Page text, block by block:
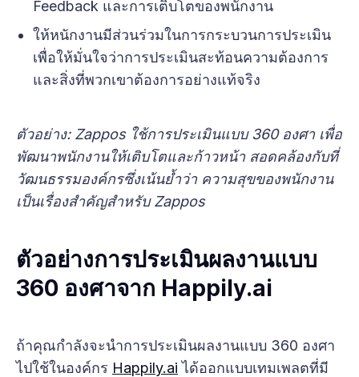
Feedback และการเติบโตของพนักงาน
ให้หนักงานมีส่วนร่วมในการกระบวนการประเมิน
เพื่อให้มั่นใจว่าการประเมินสะท้อนความต้องการ
และสิ่งที่พวกเขาต้องการอย่างแท้จริง
ตัวอย่าง: Zappos ใช้การประเมินแบบ 360 องศา เพื่อ
พัฒนาพนักงานให้เติบโตและก้าวหน้า สอดคล้องกับที่
วัฒนธรรมองค์กรซึ่งเน้นย้ำว่า ความสุขของพนักงาน
เป็นเรื่องสำคัญสำหรับ Zappos
ตัวอย่างการประเมินผลงานแบบ
360 องศาจาก Happily.ai
ถ้าคุณกำลังจะนำการประเมินผลงานแบบ 360 องศา
ไปใช้ในองค์กร Happily.ai ได้ออกแบบเทมเพลตที่มี